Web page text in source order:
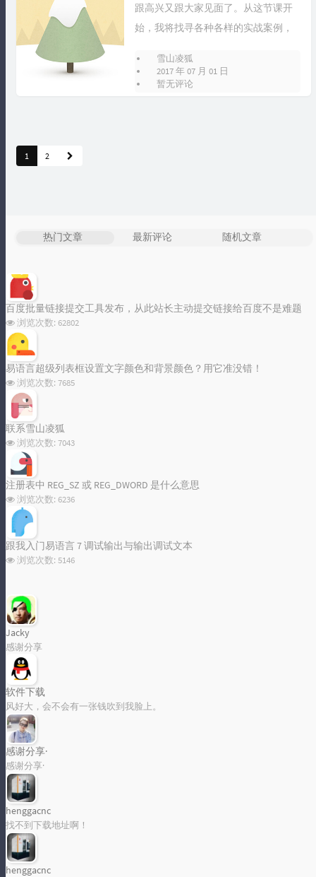
标签统计图
跟高兴又跟大家见面了。从这节课开
始，我将找寻各种各样的实战案例，
的分析，...
雪山凌狐
2017 年 07 月 01 日
暂无评论
1 2
热门文章 最新评论 随机文章
百度批量链接提交工具发布，从此站长主动提交链接给百度不是难题
浏览次数: 62802
易语言超级列表框设置文字颜色和背景颜色？用它准没错！
浏览次数: 7685
联系雪山凌狐
浏览次数: 7043
注册表中 REG_SZ 或 REG_DWORD 是什么意思
浏览次数: 6236
跟我入门易语言 7 调试输出与输出调试文本
浏览次数: 5146
Jacky
感谢分享
软件下载
风好大，会不会有一张钱吹到我脸上。
感谢分享·
感谢分享·
henggacnc
找不到下载地址啊！
henggacnc